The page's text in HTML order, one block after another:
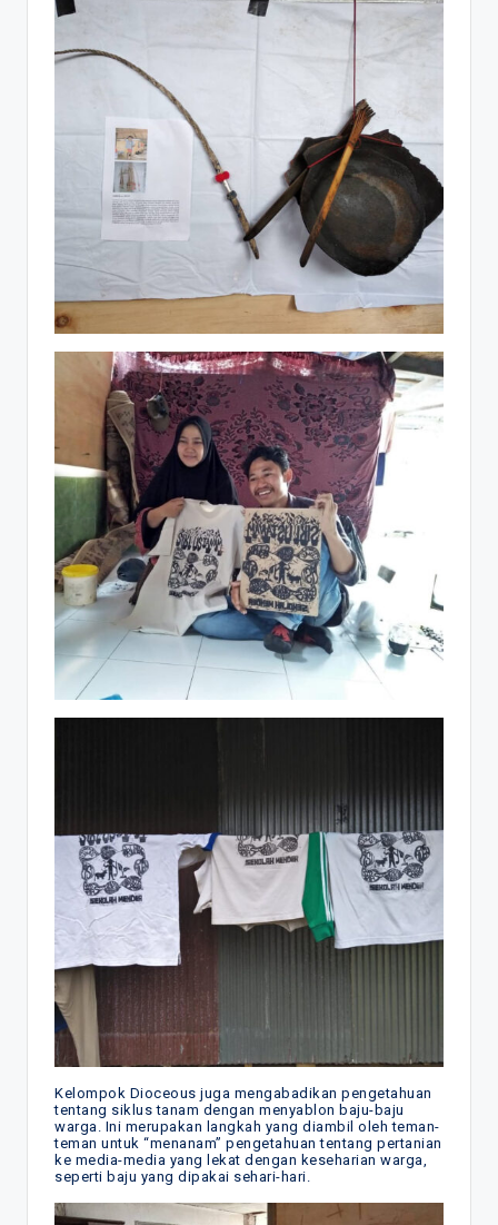
Kelompok Dioceous juga mengabadikan pengetahuan
tentang siklus tanam dengan menyablon baju-baju
warga. Ini merupakan langkah yang diambil oleh teman-
teman untuk “menanam” pengetahuan tentang pertanian
ke media-media yang lekat dengan keseharian warga,
seperti baju yang dipakai sehari-hari.